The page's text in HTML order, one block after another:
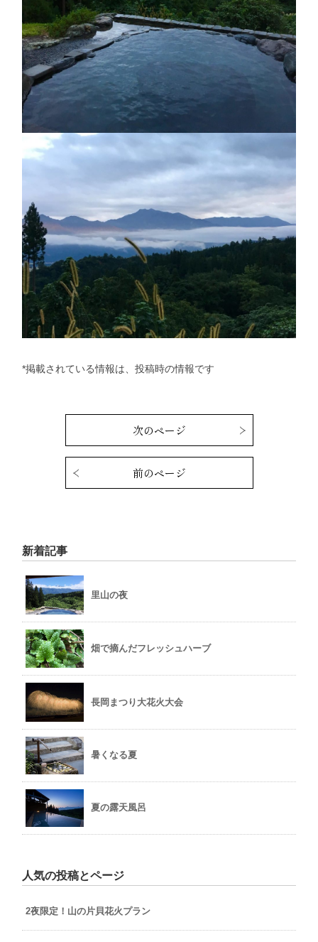
*掲載されている情報は、投稿時の情報です
次のページ
前のページ
新着記事
里山の夜
畑で摘んだフレッシュハーブ
長岡まつり大花火大会
暑くなる夏
夏の露天風呂
人気の投稿とページ
2夜限定！山の片貝花火プラン